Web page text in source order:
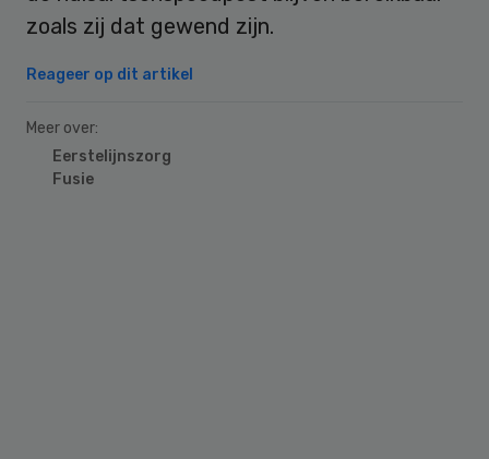
zoals zij dat gewend zijn.
Reageer op dit artikel
Meer over:
Eerstelijnszorg
Fusie